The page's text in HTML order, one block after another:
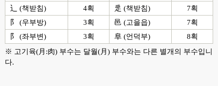
辶 (책받침)
4획 辵 (책받침)
7획
阝 (우부방)
3획 邑 (고을읍)
7획
阝 (좌부변)
3획 阜 (언덕부)
8획
※ 고기육(月:肉) 부수는 달월(月) 부수와는 다른 별개의 부수입니
다.